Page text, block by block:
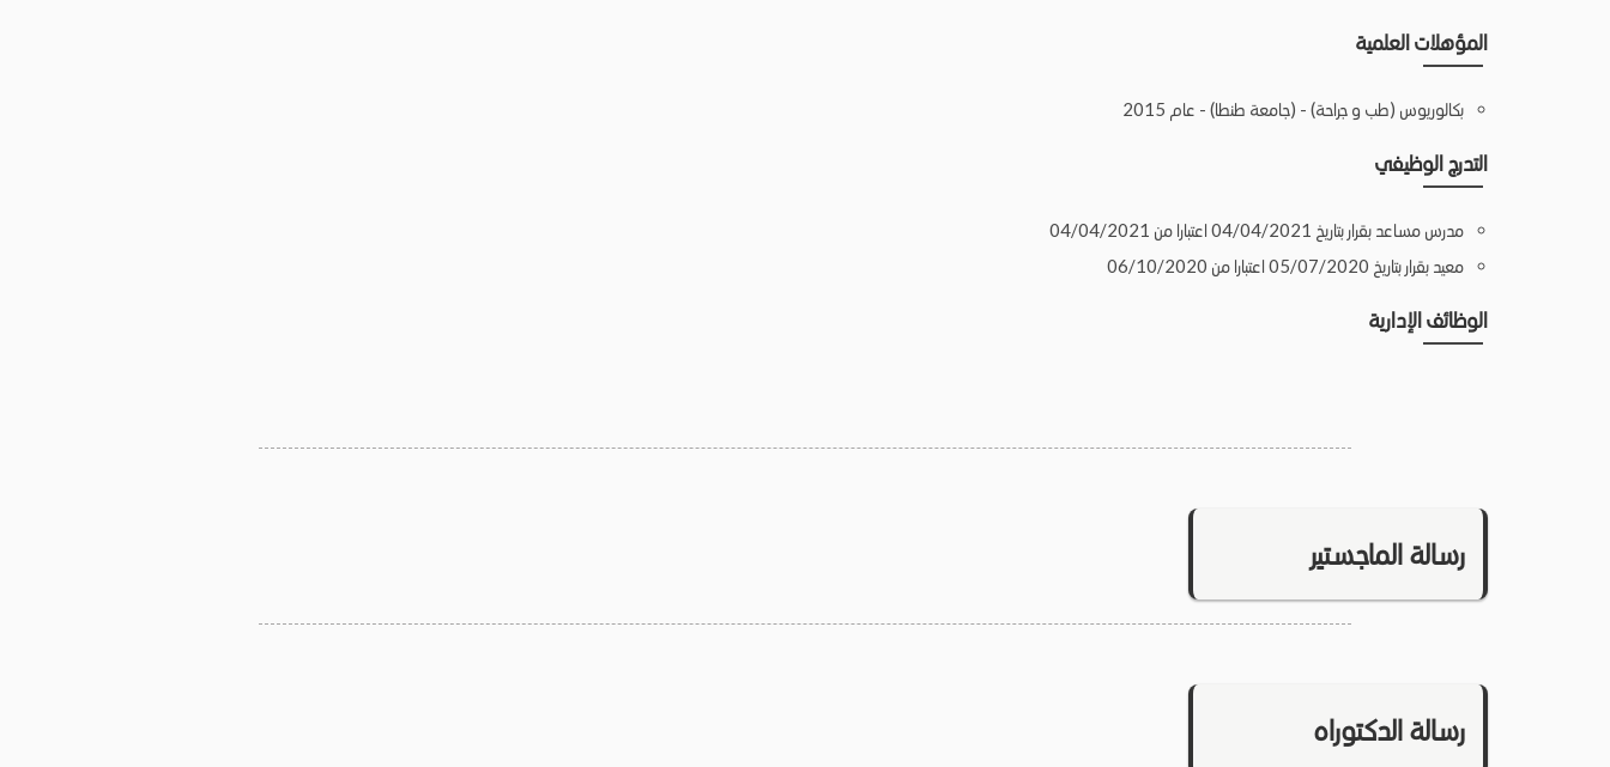
المؤهلات العلمية
بكالوريوس (طب و جراحة) - (جامعة طنطا) - عام 2015
التدرج الوظيفي
مدرس مساعد بقرار بتاريخ 04/04/2021 اعتبارا من 04/04/2021
معيد بقرار بتاريخ 05/07/2020 اعتبارا من 06/10/2020
الوظائف الإدارية
رسالة الماجستير
رسالة الدكتوراه